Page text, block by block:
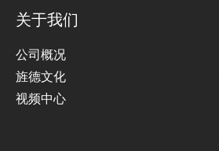
关于我们
公司概况
旌德文化
视频中心